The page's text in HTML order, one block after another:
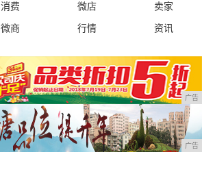
消费 微店
卖家
微商 行情 资讯
广告
广告